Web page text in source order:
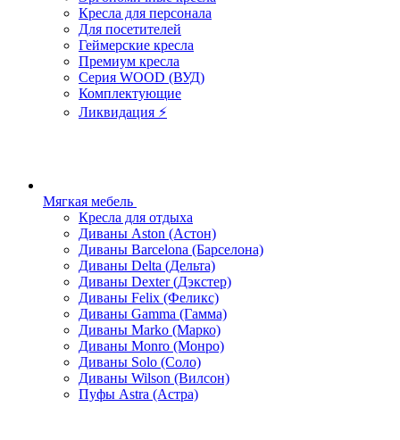
Кресла для персонала
Для посетителей
Геймерские кресла
Премиум кресла
Серия WOOD (ВУД)
Комплектующие
Ликвидация ⚡
Мягкая мебель
Кресла для отдыха
Диваны Aston (Астон)
Диваны Barcelona (Барселона)
Диваны Delta (Дельта)
Диваны Dexter (Дэкстер)
Диваны Felix (Феликс)
Диваны Gamma (Гамма)
Диваны Marko (Марко)
Диваны Monro (Монро)
Диваны Solo (Соло)
Диваны Wilson (Вилсон)
Пуфы Astra (Астра)